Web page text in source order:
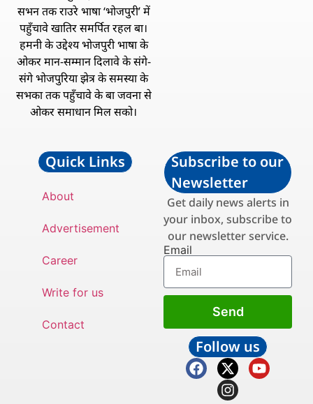
सभन तक राउरे भाषा ‘भोजपुरी’ में
पहुँचावे खातिर समर्पित रहल बा।
हमनी के उद्देश्य भोजपुरी भाषा के
ओकर मान-सम्मान दिलावे के संगे-
संगे भोजपुरिया झेत्र के समस्या के
सभका तक पहुँचावे के बा जवना से
ओकर समाधान मिल सको।
Quick Links
About
Advertisement
Career
Write for us
Contact
Subscribe to our
Newsletter
Get daily news alerts in
your inbox, subscribe to
our newsletter service.
Email
Send
Follow us